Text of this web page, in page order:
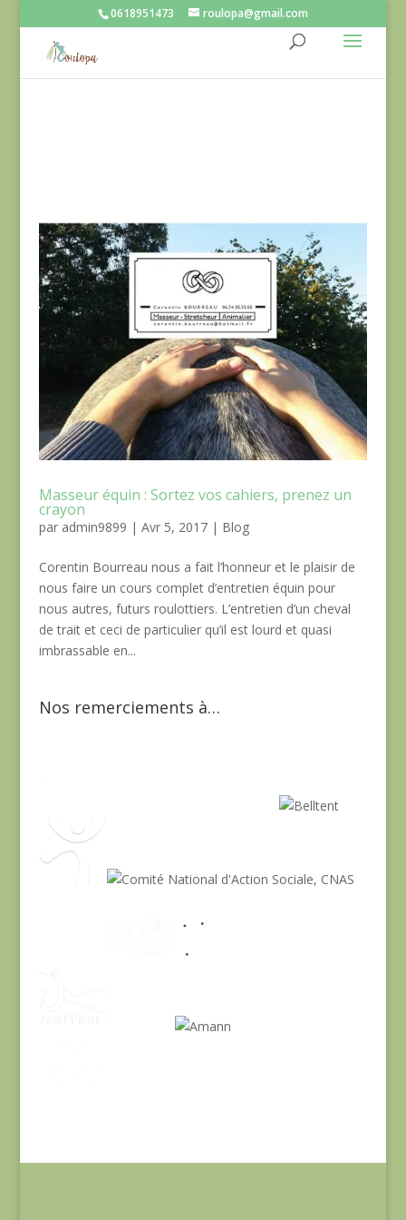
0618951473 roulopa@gmail.com
Masseur équin : Sortez vos cahiers, prenez un
crayon
par admin9899 | Avr 5, 2017| Blog
Corentin Bourreau nous a fait l’honneur et le plaisir de
nous faire un cours complet d’entretien équin pour
nous autres, futurs roulottiers. L’entretien d’un cheval
de trait et ceci de particulier qu’il est lourd et quasi
imbrassable en...
Nos remerciements à…